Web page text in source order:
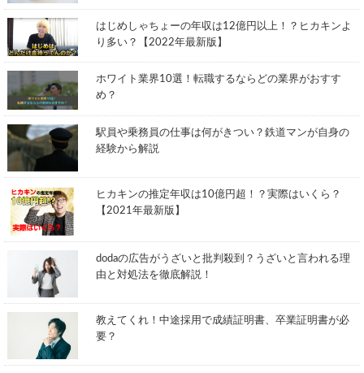
はじめしゃちょーの年収は12億円以上！？ヒカキンよ
り多い？【2022年最新版】
ホワイト業界10選！転職するならどの業界がおすす
め？
駅員や乗務員の仕事は何がきつい？鉄道マンが自身の
経験から解説
ヒカキンの推定年収は10億円超！？実際はいくら？
【2021年最新版】
dodaの広告がうざいと批判殺到？うざいと言われる理
由と対処法を徹底解説！
教えてくれ！中途採用で成績証明書、卒業証明書が必
要？